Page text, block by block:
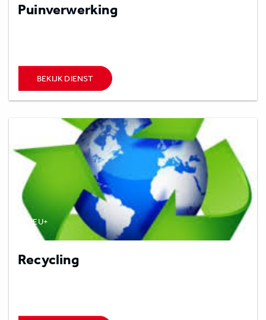
Puinverwerking
BEKIJK DIENST
MILIEU+
Recycling